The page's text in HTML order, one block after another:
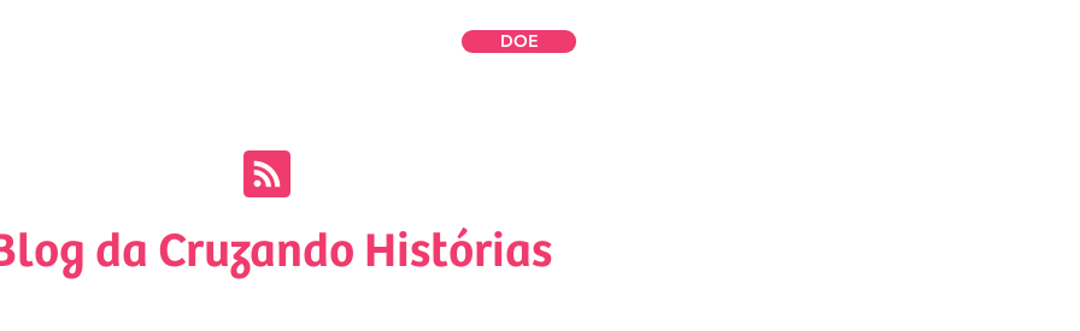
DOE
da Cruzando Histórias